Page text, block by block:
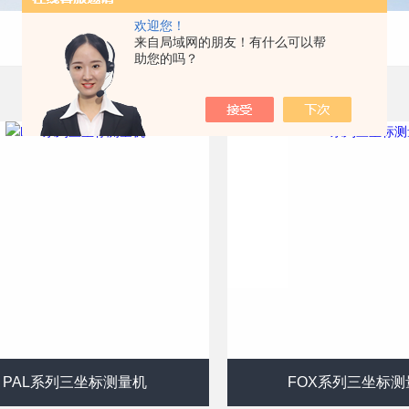
欢迎您！
来自局域网的朋友！有什么可以帮
助您的吗？
PAL系列三坐标测量机 FOX系列三坐标测